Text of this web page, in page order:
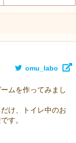
omu_labo
ムを作ってみまし
け、トイレ中のお
す。